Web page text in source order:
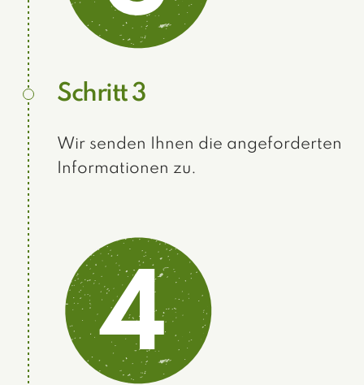
Schritt 3
Wir senden Ihnen die angeforderten
Informationen zu.